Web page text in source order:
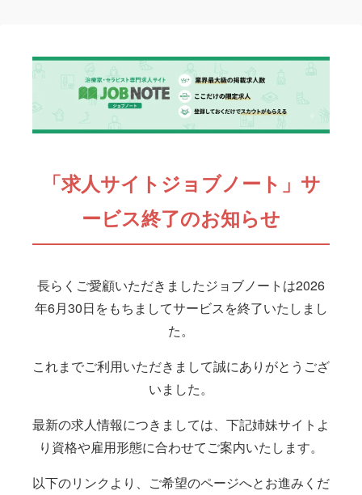
「求人サイトジョブノート」サ
ービス終了のお知らせ
長らくご愛顧いただきましたジョブノートは2026
年6月30日をもちましてサービスを終了いたしまし
た。
これまでご利用いただきまして誠にありがとうござ
いました。
最新の求人情報につきましては、下記姉妹サイトよ
り資格や雇用形態に合わせてご案内いたします。
以下のリンクより、ご希望のページへとお進みくだ